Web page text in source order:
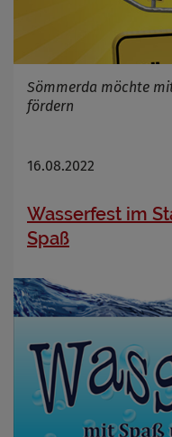
Sömmerda möchte
fördern
16.08.2022
Wasserfest im
Spaß